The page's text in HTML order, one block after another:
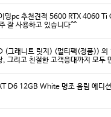
밍pc 추천견적 5600 RTX 4060
잘 사용하고 있습니다^^
(그래니트 릿지) (멀티팩(정품)) 외
D6 12GB White 명조 음림 에디